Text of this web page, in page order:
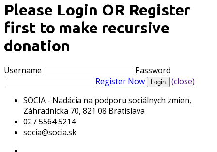
Please Login OR Register
first to make recursive
donation
Username
Password
Register Now
(close)
SOCIA - Nadácia na podporu sociálnych zmien,
Záhradnícka 70, 821 08 Bratislava
02 / 5564 5214
socia@socia.sk